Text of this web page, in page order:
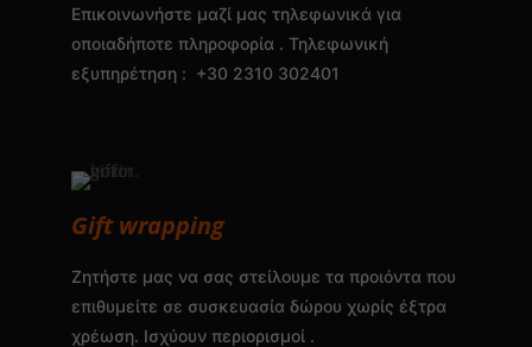
Επικοινωνήστε μαζί μας τηλεφωνικά για
οποιαδήποτε πληροφορία . Τηλεφωνική
εξυπηρέτηση : +30 2310 302401
Gift wrapping
Ζητήστε μας να σας στείλουμε τα προιόντα που
επιθυμείτε σε συσκευασία δώρου χωρίς έξτρα
χρέωση. Ισχύουν περιορισμοί .